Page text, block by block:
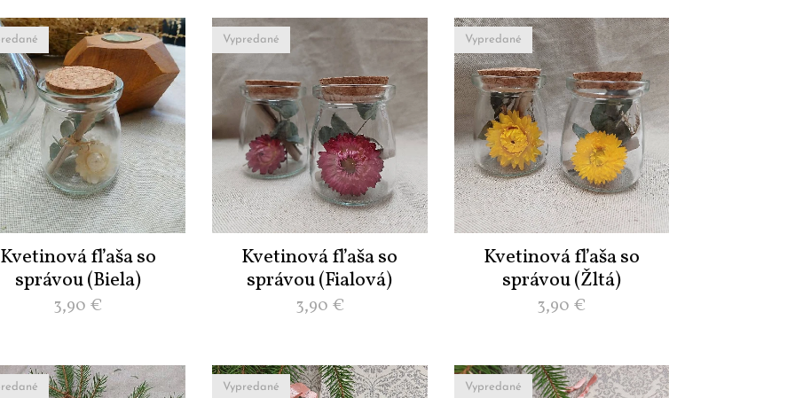
Kvetinová fľaša so
správou (Biela)
3,90 €
Kvetinová fľaša so
správou (Fialová)
Vypredané
3,90 €
Kvetinová fľaša so
správou (Žltá)
Vypredané
3,90 €
Vypredané Vypredané